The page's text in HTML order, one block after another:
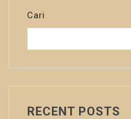
Cari
RECENT POSTS